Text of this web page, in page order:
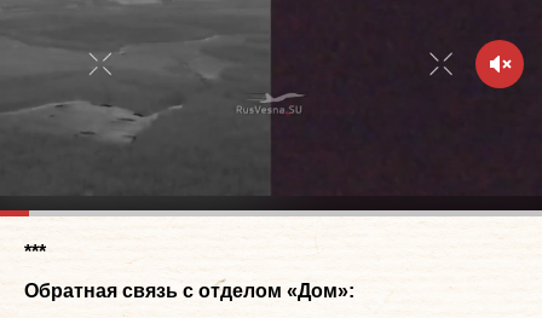
***
Обратная связь с отделом «Дом»: